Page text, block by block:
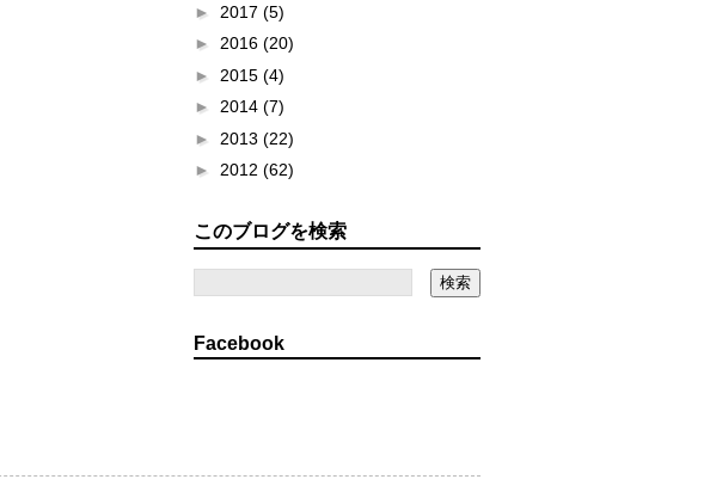
► 2017 (5)
► 2016 (20)
► 2015 (4)
► 2014 (7)
► 2013 (22)
► 2012 (62)
このブログを検索
Facebook